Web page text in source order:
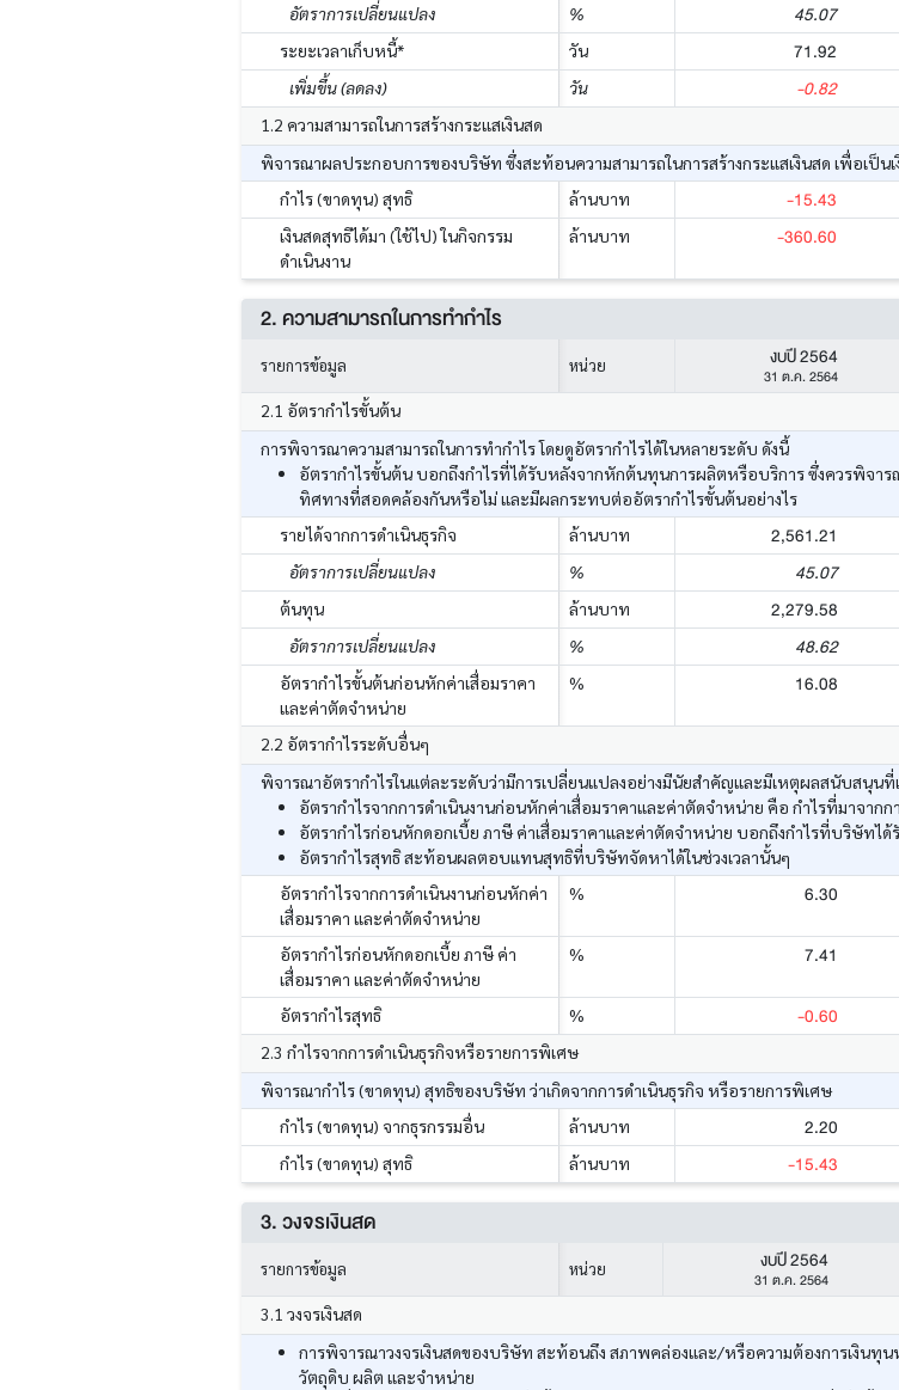
อัตราการเปลี่ยนแปลง % 45.07
ระยะเวลาเก็บหนี้* วัน 71.92
เพิ่มขึ้น (ลดลง) วัน -0.82
1.2 ความสามารถในการสร้างกระแสเงินสด
พิจารณาผลประกอบการของบริษัท ซึ่งสะท้อนความสามารถในการสร้างกระแสเงินสด เพื่อเป็น
กำไร (ขาดทุน) สุทธิ
ล้านบาท -15.43
เงินสดสุทธิได้มา (ใช้ไป) ในกิจกรรม
ดำเนินงาน
ล้านบาท -360.60
2. ความสามารถในการทำกำไร
รายการข้อมูล หน่วย งบปี 2564
31 ต.ค. 2564
2.1 อัตรากำไรขั้นต้น
การพิจารณาความสามารถในการทำกำไร โดยดูอัตรากำไรได้ในหลายระดับ ดังนี้
อัตรากำไรขั้นต้น บอกถึงกำไรที่ได้รับหลังจากหักต้นทุนการผลิตหรือบริการ ซึ่งควรพิจา
ทิศทางที่สอดคล้องกันหรือไม่ และมีผลกระทบต่ออัตรากำไรขั้นต้นอย่างไร
รายได้จากการดำเนินธุรกิจ
ล้านบาท 2,561.21
อัตราการเปลี่ยนแปลง % 45.07
ต้นทุน ล้านบาท 2,279.58
อัตราการเปลี่ยนแปลง % 48.62
อัตรากำไรขั้นต้นก่อนหักค่าเสื่อมราคา
และค่าตัดจำหน่าย
% 16.08
2.2 อัตรากำไรระดับอื่นๆ
พิจารณาอัตรากำไรในแต่ละระดับว่ามีการเปลี่ยนแปลงอย่างมีนัยสำคัญและมีเหตุผลสนับสนุนที่
อัตรากำไรจากการดำเนินงานก่อนหักค่าเสื่อมราคาและค่าตัดจำหน่าย คือ กำไรที่มาจากก
อัตรากำไรก่อนหักดอกเบี้ย ภาษี ค่าเสื่อมราคาและค่าตัดจำหน่าย บอกถึงกำไรที่บริษัทไ
อัตรากำไรสุทธิ สะท้อนผลตอบแทนสุทธิที่บริษัทจัดหาได้ในช่วงเวลานั้นๆ
อัตรากำไรจากการดำเนินงานก่อนหักค่า
เสื่อมราคา และค่าตัดจำหน่าย
% 6.30
อัตรากำไรก่อนหักดอกเบี้ย ภาษี ค่า
เสื่อมราคา และค่าตัดจำหน่าย
% 7.41
อัตรากำไรสุทธิ % -0.60
2.3 กำไรจากการดำเนินธุรกิจหรือรายการพิเศษ
พิจารณากำไร (ขาดทุน) สุทธิของบริษัท ว่าเกิดจากการดำเนินธุรกิจ หรือรายการพิเศษ
กำไร (ขาดทุน) จากธุรกรรมอื่น
ล้านบาท 2.20
กำไร (ขาดทุน) สุทธิ ล้านบาท -15.43
3. วงจรเงินสด
รายการข้อมูล หน่วย งบปี 2564
31 ต.ค. 2564
3.1 วงจรเงินสด
การพิจารณาวงจรเงินสดของบริษัท สะท้อนถึง สภาพคล่องและ/หรือความต้องการเงินทุ
วัตถุดิบ ผลิต และจำหน่าย